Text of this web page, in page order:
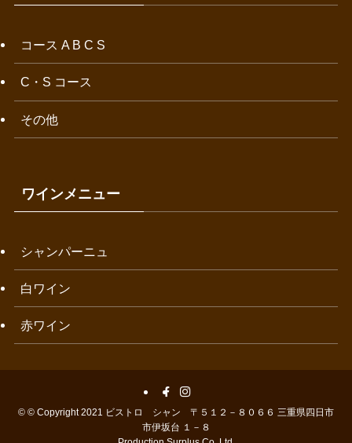
コース A B C S
C・S コース
その他
ワインメニュー
シャンパーニュ
白ワイン
赤ワイン
© © Copyright 2021 ビストロ シャン 〒５１２－８０６６ 三重県四日市
市伊坂台 １－８